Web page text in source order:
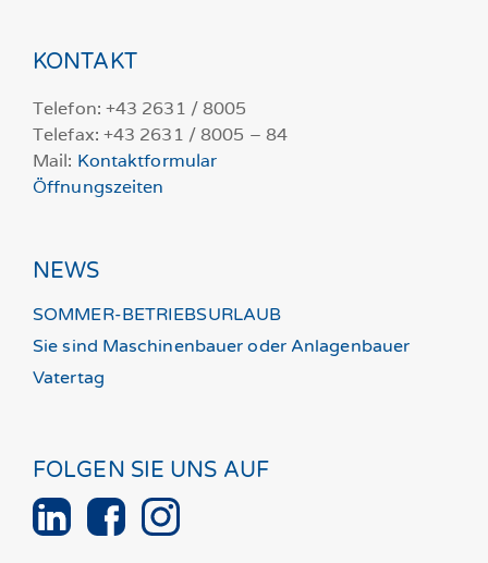
KONTAKT
Telefon: +43 2631 / 8005
Telefax: +43 2631 / 8005 – 84
Mail: Kontaktformular
Öffnungszeiten
NEWS
SOMMER-BETRIEBSURLAUB
Sie sind Maschinenbauer oder Anlagenbauer
Vatertag
FOLGEN SIE UNS AUF